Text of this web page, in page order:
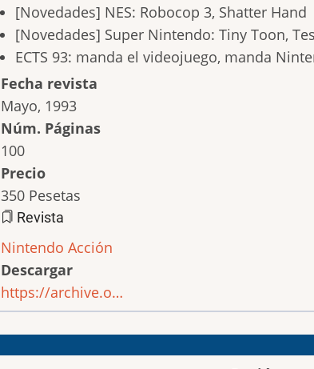
[Novedades] NES: Robocop 3, Shatter Hand
[Novedades] Super Nintendo: Tiny Toon,
ECTS 93: manda el videojuego, manda
Fecha revista
Mayo, 1993
Núm. Páginas
100
Precio
350 Pesetas
Revista
Nintendo Acción
Descargar
https://archive.o…